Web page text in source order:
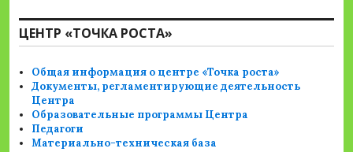
ЦЕНТР «ТОЧКА РОСТА»
Общая информация о центре «Точка роста»
Документы, регламентирующие деятельность
Центра
Образовательные программы Центра
Педагоги
Материально-техническая база